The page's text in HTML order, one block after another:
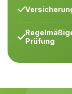
Prüfung